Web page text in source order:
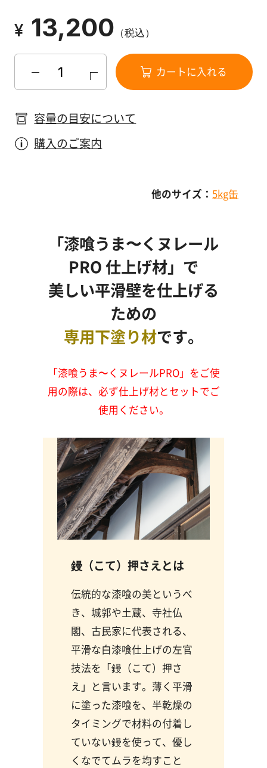
漆
喰
コ
Q&A
す
¥ 13,200 （税込）
カートに入れる
容量の目安について
購入のご案内
他のサイズ：5kg缶
「漆喰うま〜くヌレール
PRO 仕上げ材」で
美しい平滑壁を仕上げる
ための
専用下塗り材です。
「漆喰うま〜くヌレールPRO」をご使
用の際は、必ず仕上げ材とセットでご
使用ください。
鏝（こて）押さえとは
伝統的な漆喰の美というべ
き、城郭や土蔵、寺社仏
閣、古民家に代表される、
平滑な白漆喰仕上げの左官
技法を「鏝（こて）押さ
え」と言います。薄く平滑
に塗った漆喰を、半乾燥の
タイミングで材料の付着し
ていない鏝を使って、優し
くなでてムラを均すこと